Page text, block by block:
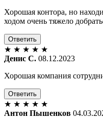
Хорошая контора, но
ходом очень тяжело
Ответить
★ ★ ★ ★ ★
Денис С. 08.12.2023
Хорошая компания
Ответить
★ ★ ★ ★ ★
Антон Пышенков